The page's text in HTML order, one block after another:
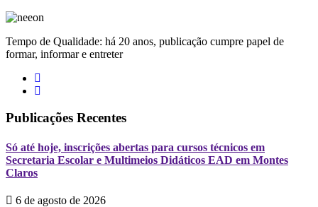
Tempo de Qualidade: há 20 anos, publicação cumpre papel de
formar, informar e entreter
Publicações Recentes
Só até hoje, inscrições abertas para cursos técnicos em
Secretaria Escolar e Multimeios Didáticos EAD em Montes
Claros
6 de agosto de 2026